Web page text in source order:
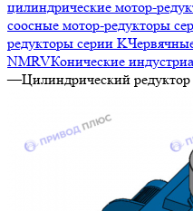
цилиндрические мотор-
соосные мотор-редукторы
редукторы серии K
NMRVКонические
—Цилиндрический